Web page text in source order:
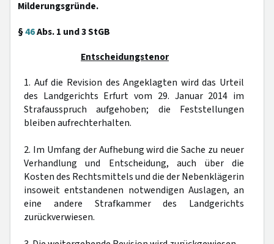
Milderungsgründe.
§46Abs. 1 und 3 StGB
Entscheidungstenor
1. Auf die Revision des Angeklagten wird das Urteil
des Landgerichts Erfurt vom 29. Januar 2014 im
Strafausspruch aufgehoben; die Feststellungen
bleiben aufrechterhalten.
2. Im Umfang der Aufhebung wird die Sache zu neuer
Verhandlung und Entscheidung, auch über die
Kosten des Rechtsmittels und die der Nebenklägerin
insoweit entstandenen notwendigen Auslagen, an
eine andere Strafkammer des Landgerichts
zurückverwiesen.